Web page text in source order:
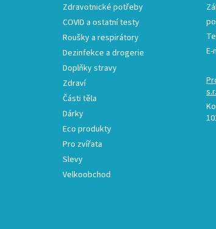
Zdravotnické potřeby
COVID a ostatní testy
Roušky a respirátory
Dezinfekce a drogerie
Doplňky stravy
Zdraví
Části těla
Dárky
Eco produkty
Pro zvířata
Slevy
Velkoobchod
E-